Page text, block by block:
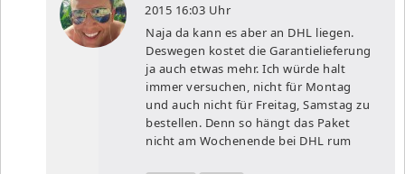
2015 16:03 Uhr
Naja da kann es aber an DHL liegen.
Deswegen kostet die Garantielieferung
ja auch etwas mehr. Ich würde halt
immer versuchen, nicht für Montag
und auch nicht für Freitag, Samstag zu
bestellen. Denn so hängt das Paket
nicht am Wochenende bei DHL rum